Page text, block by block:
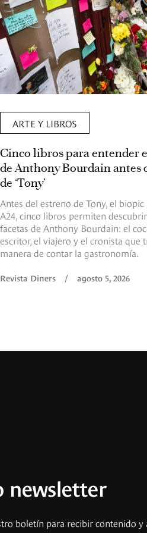
ARTE Y LIBROS
Cinco libros para entender
de Anthony Bourdain antes
de ‘Tony’
Antes del estreno de Tony, el
A24, cinco libros permiten
facetas de Anthony Bourdain: el
escritor, el viajero y el cronista que
manera de contar la gastronomía.
Revista Diners / agosto 5, 2026
newsletter
boletín para recibir contenido y